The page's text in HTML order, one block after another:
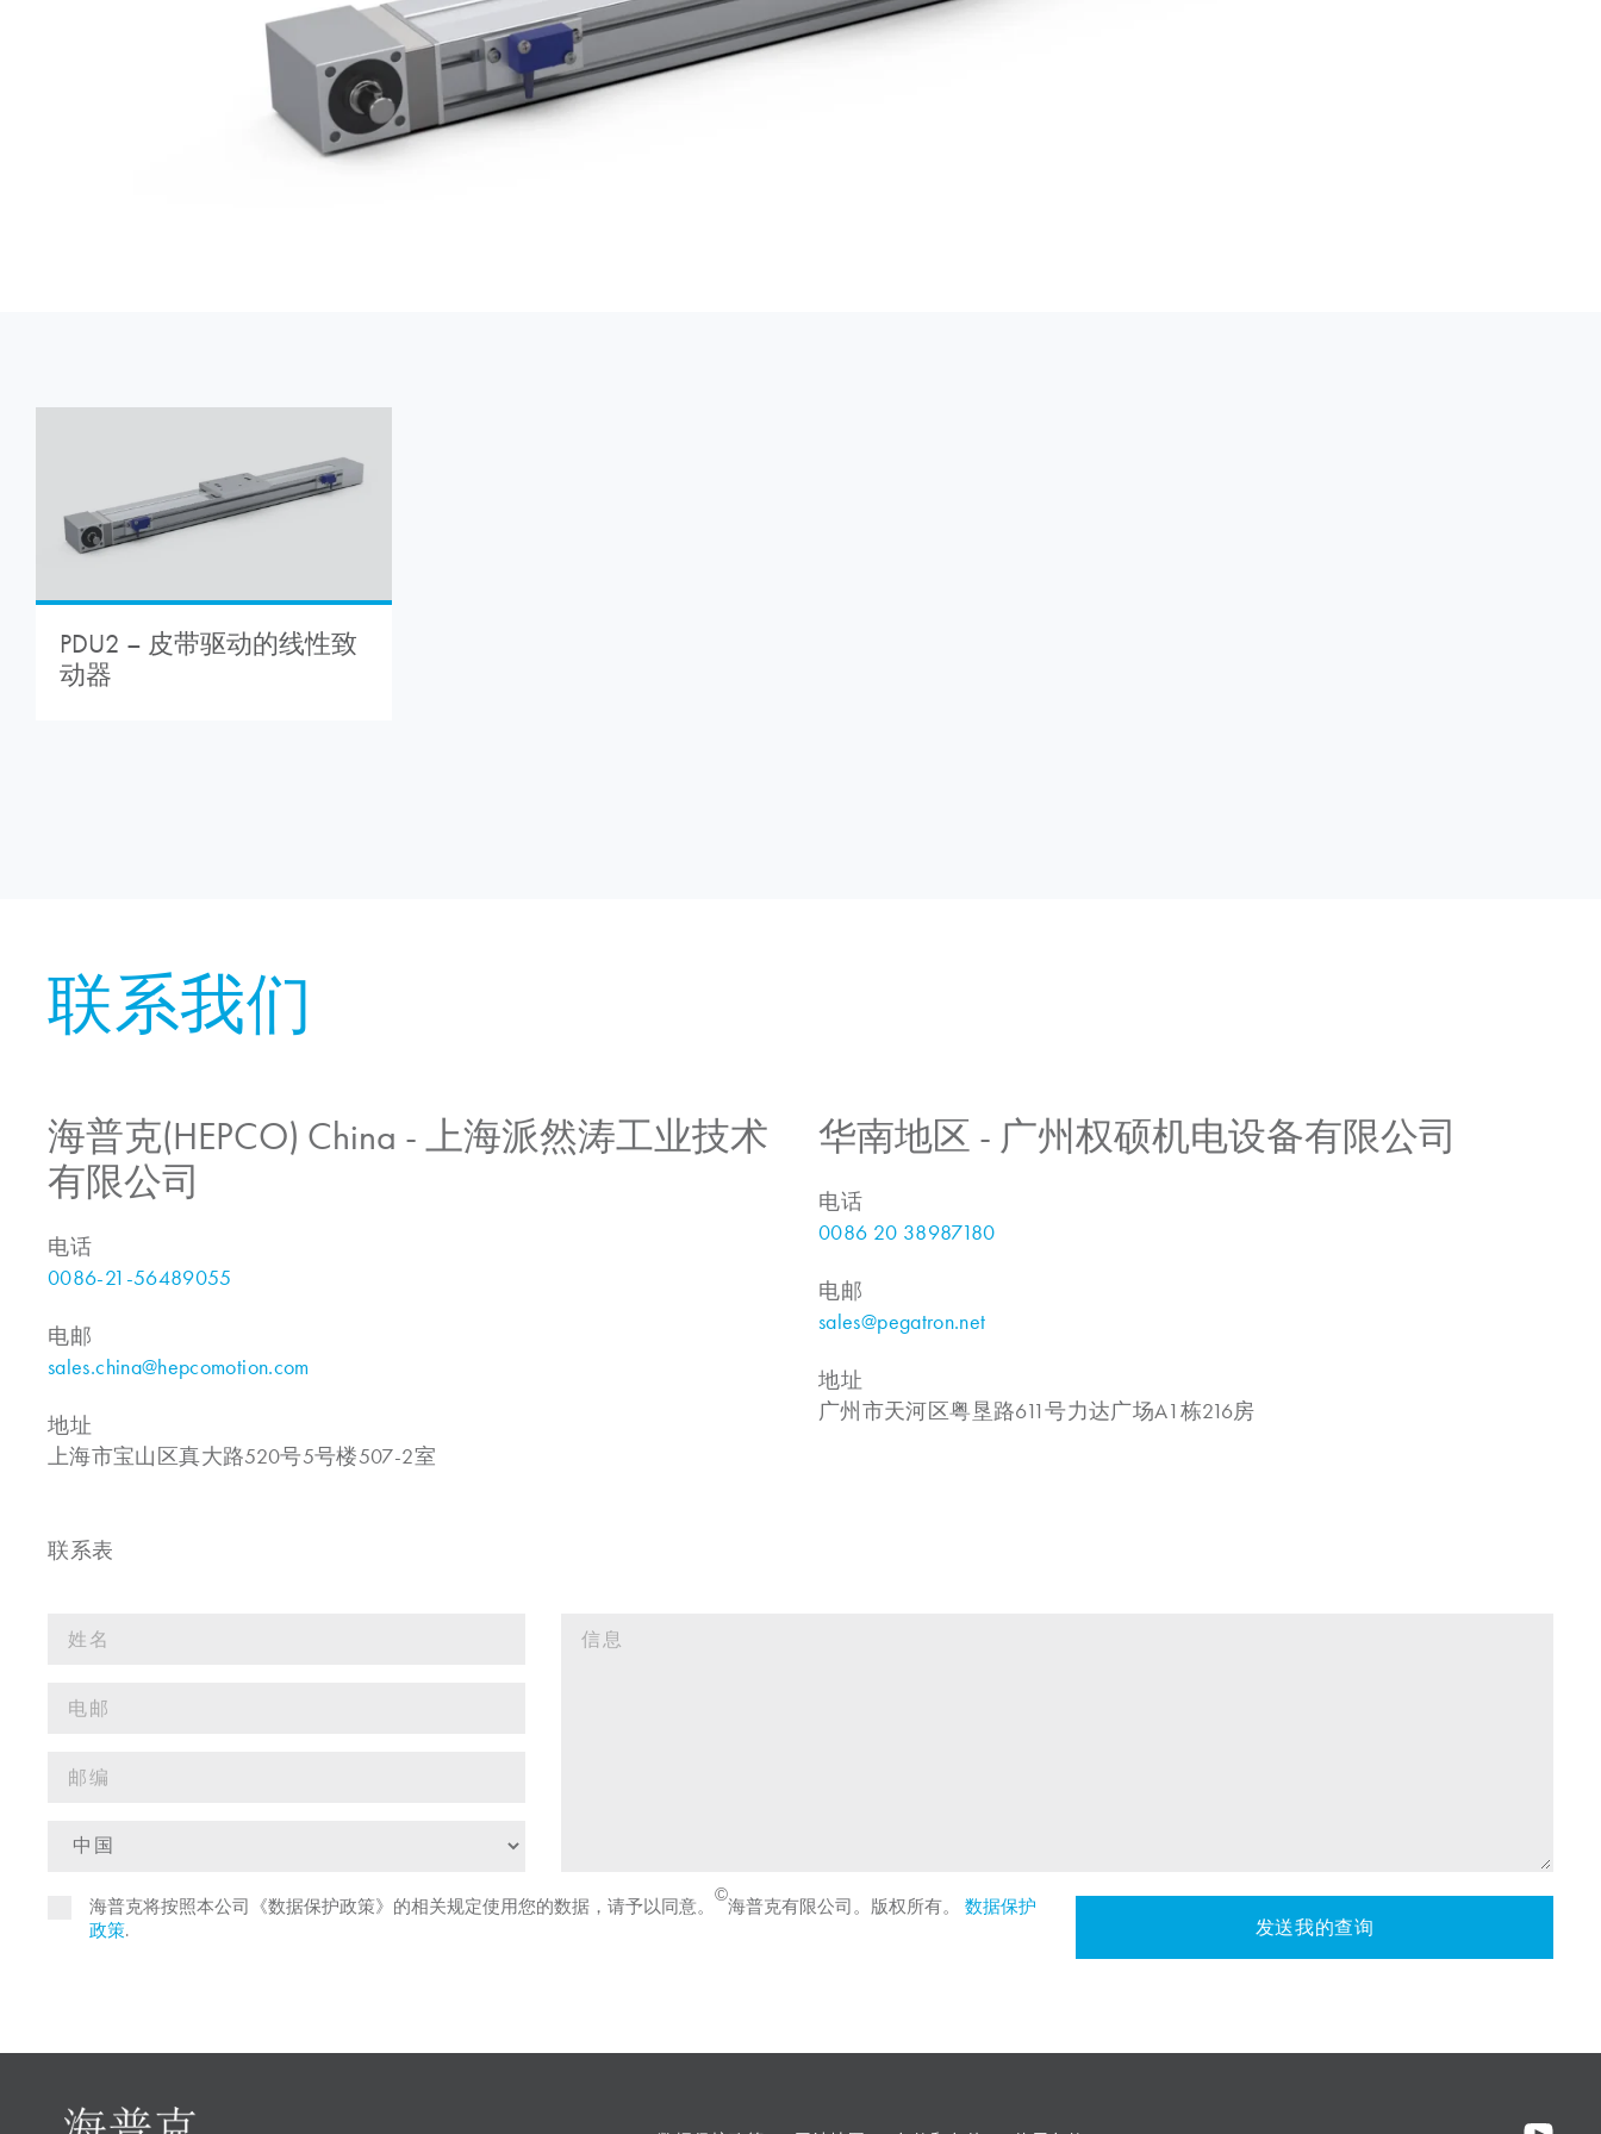
PDU2 – 皮带驱动的线性致
动器
联系我们
海普克(HEPCO) China - 上海派然涛工业技术
有限公司
电话
0086-21-56489055
电邮
sales.china@hepcomotion.com
地址
上海市宝山区真大路520号5号楼507-2室
华南地区 - 广州权硕机电设备有限公司
电话
0086 20 38987180
电邮
sales@pegatron.net
地址
广州市天河区粤垦路611号力达广场A1栋216房
联系表
海普克将按照本公司《数据保护政策》的相关规定使用您的数据，请予以同意。
©
海普克有限公司。版权所有。 数据保护
政策. 发送我的查询